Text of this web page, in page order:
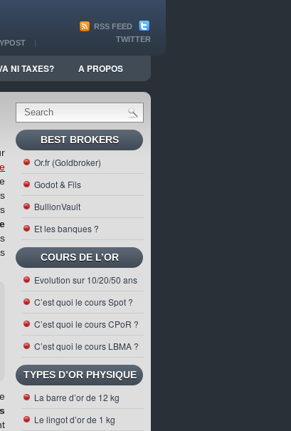
RSS FEED
TWITTER
NI TAXES? A PROPOS
BEST BROKERS
Or.fr (Goldbroker)
Godot & Fils
BullionVault
Et les banques ?
COURS DE L’OR
Evolution sur 10/20/50 ans
C’est quoi le cours Spot ?
C’est quoi le cours CPoR ?
C’est quoi le cours LBMA ?
TYPES D’OR PHYSIQUE
La barre d’or de 12 kg
Le lingot d’or de 1 kg